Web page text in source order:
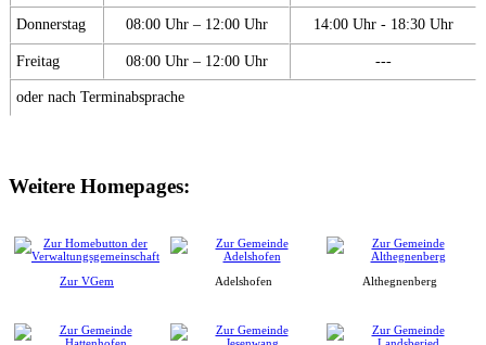
Donnerstag 08:00 Uhr – 12:00 Uhr 14:00 Uhr - 18:30 Uhr
Freitag 08:00 Uhr – 12:00 Uhr ---
oder nach Terminabsprache
Weitere Homepages:
Zur VGem Adelshofen Althegnenberg